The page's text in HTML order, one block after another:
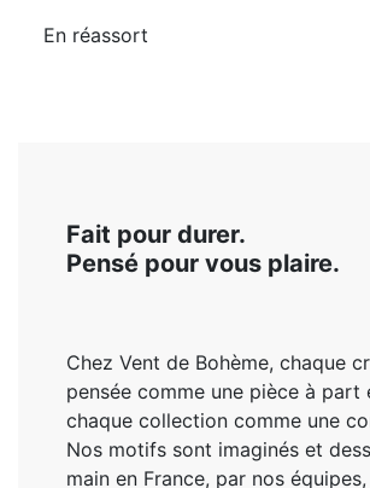
En réassort
Fait pour durer.
Pensé pour vous plaire.
Chez Vent de Bohème, chaque
pensée comme une pièce à part
chaque collection comme une
Nos motifs sont imaginés et
main en France, par nos